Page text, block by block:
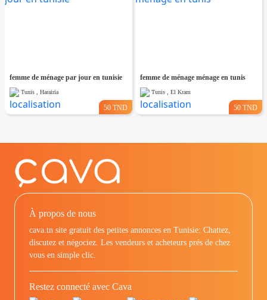
femme de ménage par jour en tunisie
Tunis , Harairia
50 TND
femme de ménage ménage en tunis
Tunis , El Kram
50 TND
À propos de nous
cava.tn site gratuit des petites annonces en Tunisie: Chattez,
discutez et négociez. Les vendeurs et acheteurs prés de chez
vous en simple clic.
Restez connecté avec Cava